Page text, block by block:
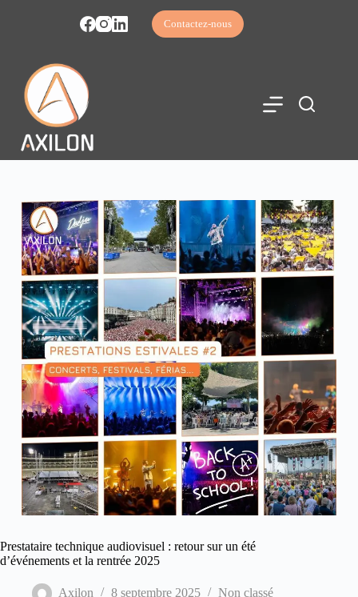
Contactez-nous
Prestataire technique audiovisuel : retour sur un été
d’événements et la rentrée 2025
Axilon 8 septembre 2025 Non classé